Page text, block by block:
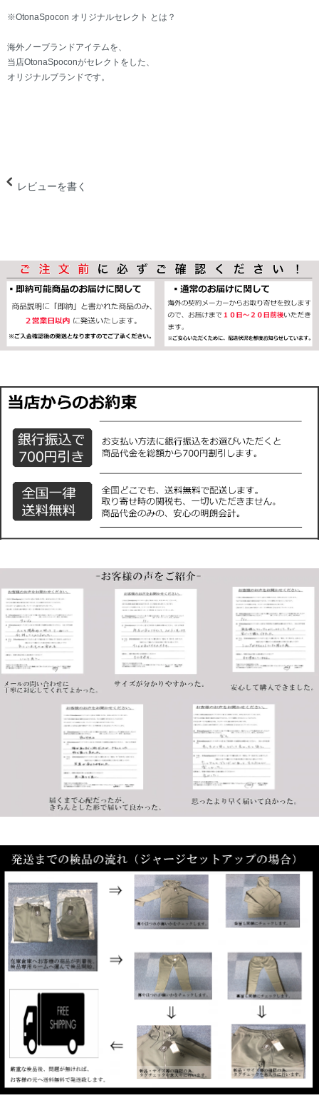
※OtonaSpocon オリジナルセレクト とは？
海外ノーブランドアイテムを、
当店OtonaSpoconがセレクトをした、
オリジナルブランドです。
レビューを書く